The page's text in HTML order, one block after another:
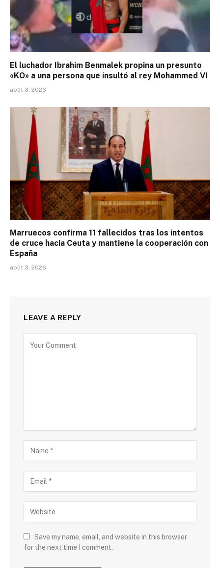
El luchador Ibrahim Benmalek propina un presunto
«KO» a una persona que insultó al rey Mohammed VI
août 3, 2026
Marruecos confirma 11 fallecidos tras los intentos
de cruce hacia Ceuta y mantiene la cooperación con
España
août 3, 2026
LEAVE A REPLY
Save my name, email, and website in this browser
for the next time I comment.